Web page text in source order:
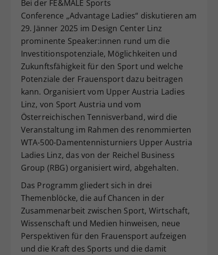
Bei der FE&MALE Sports
Conference „Advantage Ladies“ diskutieren am
29. Jänner 2025 im Design Center Linz
prominente Speaker:innen rund um die
Investitionspotenziale, Möglichkeiten und
Zukunftsfähigkeit für den Sport und welche
Potenziale der Frauensport dazu beitragen
kann. Organisiert vom Upper Austria Ladies
Linz, von Sport Austria und vom
Österreichischen Tennisverband, wird die
Veranstaltung im Rahmen des renommierten
WTA-500-Damentennisturniers Upper Austria
Ladies Linz, das von der Reichel Business
Group (RBG) organisiert wird, abgehalten.
Das Programm gliedert sich in drei
Themenblöcke, die auf Chancen in der
Zusammenarbeit zwischen Sport, Wirtschaft,
Wissenschaft und Medien hinweisen, neue
Perspektiven für den Frauensport aufzeigen
und die Kraft des Sports und die damit
Zweck
Dieser Wert speichert Ihre Consent-
Einstellungen. Unter anderem eine
zufällig generierte ID, für die
historische Speicherung Ihrer
vorgenommen Einstellungen, falls der
Webseiten-Betreiber dies eingestellt
hat.